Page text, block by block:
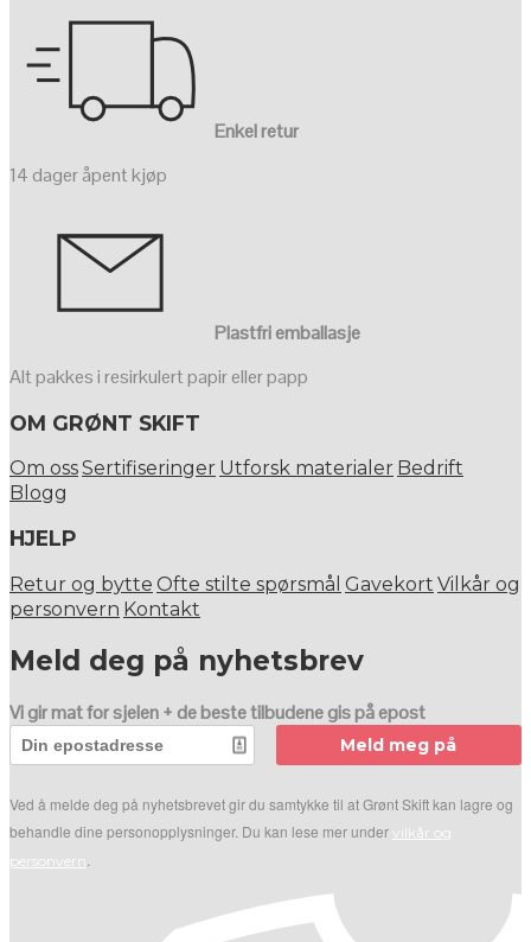
Enkel retur
14 dager åpent kjøp
Plastfri emballasje
Alt pakkes i resirkulert papir eller papp
OM GRØNT SKIFT
Om ossSertifiseringer Utforsk materialer Bedrift
Blogg
HJELP
Retur og bytte Ofte stilte spørsmål Gavekort Vilkår og
personvern Kontakt
Meld deg på nyhetsbrev
Vi gir mat for sjelen + de beste tilbudene gis på epost
Meld meg på
Ved å melde deg på nyhetsbrevet gir du samtykke til at Grønt Skift kan lagre og
behandle dine personopplysninger. Du kan lese mer under vilkår og
personvern